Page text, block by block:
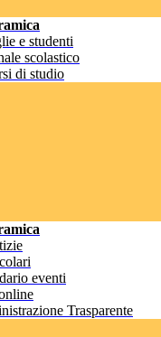
e studenti
scolastico
di studio
eventi
Trasparente